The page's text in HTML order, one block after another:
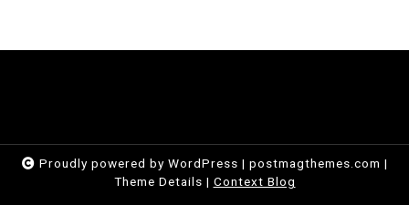
Proudly powered by WordPress | postmagthemes.com |
Theme Details | Context Blog